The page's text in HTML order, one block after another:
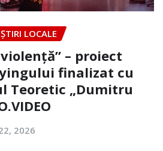
ȘTIRI LOCALE
– proiect
finalizat cu
Teoretic „Dumitru
2026